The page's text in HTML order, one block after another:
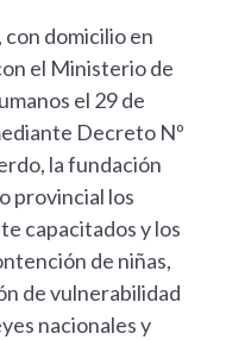
con domicilio en
el Ministerio de
el 29 de
Decreto Nº
la fundación
provincial los
capacitados y los
de niñas,
de vulnerabilidad
nacionales y